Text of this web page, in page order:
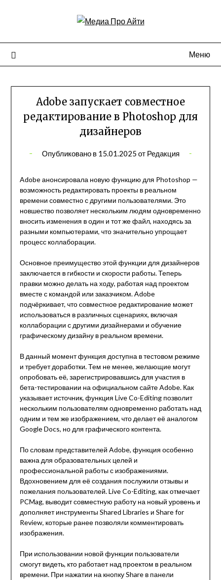
Меню
Adobe запускает совместное
редактирование в Photoshop для
дизайнеров
Опубликовано в 15.01.2025 от Редакция
Adobe анонсировала новую функцию для Photoshop —
возможность редактировать проекты в реальном
времени совместно с другими пользователями. Это
новшество позволяет нескольким людям одновременно
вносить изменения в один и тот же файл, находясь за
разными компьютерами, что значительно упрощает
процесс коллаборации.
Основное преимущество этой функции для дизайнеров
заключается в гибкости и скорости работы. Теперь
правки можно делать на ходу, работая над проектом
вместе с командой или заказчиком. Adobe
подчёркивает, что совместное редактирование может
использоваться в различных сценариях, включая
коллаборации с другими дизайнерами и обучение
графическому дизайну в реальном времени.
В данный момент функция доступна в тестовом режиме
и требует доработки. Тем не менее, желающие могут
опробовать её, зарегистрировавшись для участия в
бета-тестировании на официальном сайте Adobe. Как
указывает источник, функция Live Co-Editing позволит
нескольким пользователям одновременно работать над
одним и тем же изображением, что делает её аналогом
Google Docs, но для графического контента.
По словам представителей Adobe, функция особенно
важна для образовательных целей и
профессиональной работы с изображениями.
Вдохновением для её создания послужили отзывы и
пожелания пользователей. Live Co-Editing, как отмечает
PCMag, выводит совместную работу на новый уровень и
дополняет инструменты Shared Libraries и Share for
Review, которые ранее позволяли комментировать
изображения.
При использовании новой функции пользователи
смогут видеть, кто работает над проектом в реальном
времени. При нажатии на кнопку Share в панели